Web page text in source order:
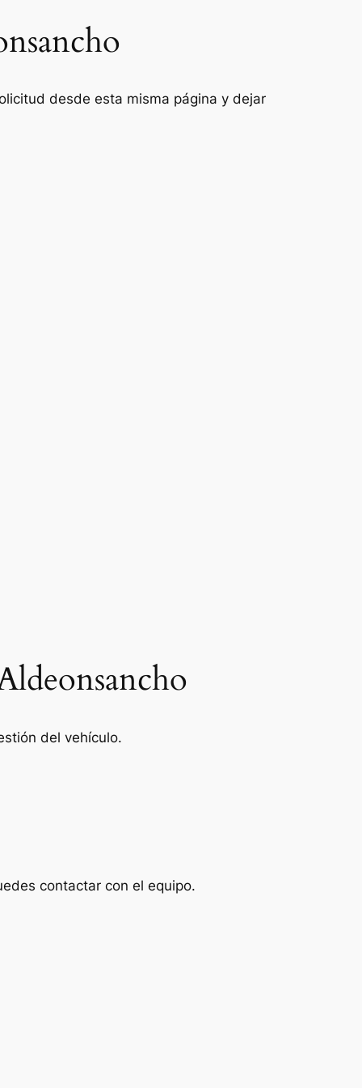
desde esta misma página y dejar
del vehículo.
contactar con el equipo.